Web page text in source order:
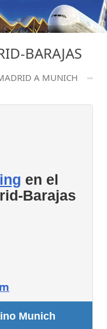
BARAJAS
A MUNICH
en el
Barajas
Munich